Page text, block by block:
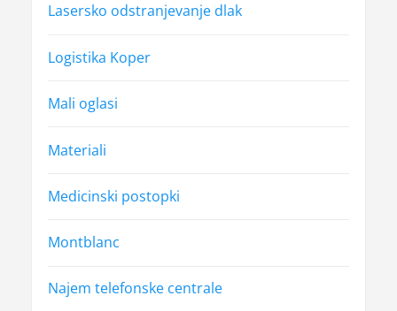
Lasersko odstranjevanje dlak
Logistika Koper
Mali oglasi
Materiali
Medicinski postopki
Montblanc
Najem telefonske centrale